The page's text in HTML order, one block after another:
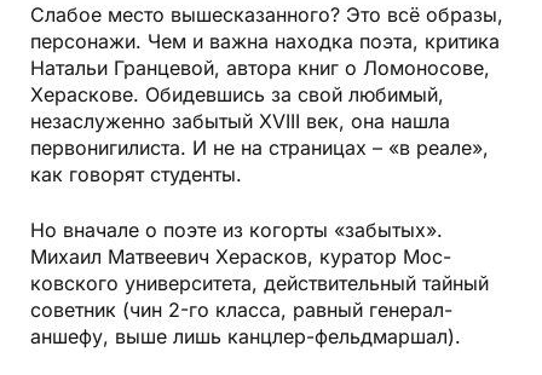
Слабое место вышесказанного? Это всё образы,
персонажи. Чем и важна находка поэта, критика
Натальи Гранцевой, автора книг о Ломоносове,
Хераскове. Обидевшись за свой любимый,
незаслуженно забытый XVIII век, она нашла
первонигилиста. И не на страницах – «в реале»,
как говорят студенты.
Но вначале о поэте из когорты «забытых».
Михаил Матвеевич Херасков, куратор Мос­
ковского университета, действительный тайный
советник (чин 2-го класса, равный генерал-
аншефу, выше лишь канцлер-фельд­маршал).